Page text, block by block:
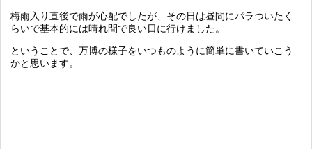
梅雨入り直後で雨が心配でしたが、その日は昼間にパラついたく
らいで基本的には晴れ間で良い日に行けました。
ということで、万博の様子をいつものように簡単に書いていこう
かと思います。